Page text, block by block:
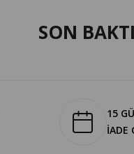
SON
15
İADE